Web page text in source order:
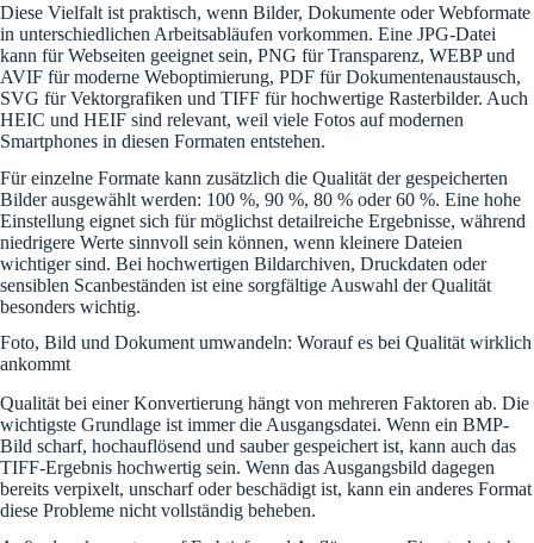
Diese Vielfalt ist praktisch, wenn Bilder, Dokumente oder Webformate
in unterschiedlichen Arbeitsabläufen vorkommen. Eine JPG-Datei
kann für Webseiten geeignet sein, PNG für Transparenz, WEBP und
AVIF für moderne Weboptimierung, PDF für Dokumentenaustausch,
SVG für Vektorgrafiken und TIFF für hochwertige Rasterbilder. Auch
HEIC und HEIF sind relevant, weil viele Fotos auf modernen
Smartphones in diesen Formaten entstehen.
Für einzelne Formate kann zusätzlich die Qualität der gespeicherten
Bilder ausgewählt werden: 100 %, 90 %, 80 % oder 60 %. Eine hohe
Einstellung eignet sich für möglichst detailreiche Ergebnisse, während
niedrigere Werte sinnvoll sein können, wenn kleinere Dateien
wichtiger sind. Bei hochwertigen Bildarchiven, Druckdaten oder
sensiblen Scanbeständen ist eine sorgfältige Auswahl der Qualität
besonders wichtig.
Foto, Bild und Dokument umwandeln: Worauf es bei Qualität wirklich
ankommt
Qualität bei einer Konvertierung hängt von mehreren Faktoren ab. Die
wichtigste Grundlage ist immer die Ausgangsdatei. Wenn ein BMP-
Bild scharf, hochauflösend und sauber gespeichert ist, kann auch das
TIFF-Ergebnis hochwertig sein. Wenn das Ausgangsbild dagegen
bereits verpixelt, unscharf oder beschädigt ist, kann ein anderes Format
diese Probleme nicht vollständig beheben.